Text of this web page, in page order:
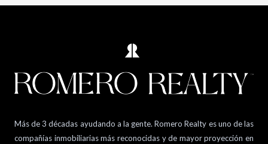
Más de 3 décadas ayudando a la gente. Romero Realty es uno de las
compañías inmobiliarias más reconocidas y de mayor proyección en